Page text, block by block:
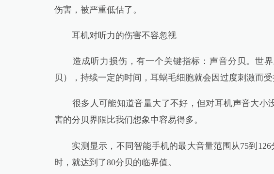
伤害，被严重低估了。
耳机对听力的伤害不容忽视
造成听力损伤，有一个关键指标：声音分贝。世界
贝），持续一定的时间，耳蜗毛细胞就会因过度刺激而受
很多人可能知道音量大了不好，但对耳机声音大小
害的分贝界限比我们想象中容易得多。
实测显示，不同智能手机的最大音量范围从75到126
时，就达到了80分贝的临界值。